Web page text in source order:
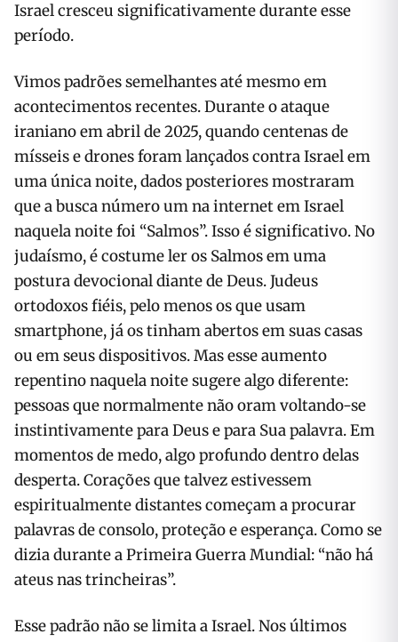
Israel cresceu significativamente durante esse
período.
Vimos padrões semelhantes até mesmo em
acontecimentos recentes. Durante o ataque
iraniano em abril de 2025, quando centenas de
mísseis e drones foram lançados contra Israel em
uma única noite, dados posteriores mostraram
que a busca número um na internet em Israel
naquela noite foi “Salmos”. Isso é significativo. No
judaísmo, é costume ler os Salmos em uma
postura devocional diante de Deus. Judeus
ortodoxos fiéis, pelo menos os que usam
smartphone, já os tinham abertos em suas casas
ou em seus dispositivos. Mas esse aumento
repentino naquela noite sugere algo diferente:
pessoas que normalmente não oram voltando-se
instintivamente para Deus e para Sua palavra. Em
momentos de medo, algo profundo dentro delas
desperta. Corações que talvez estivessem
espiritualmente distantes começam a procurar
palavras de consolo, proteção e esperança. Como se
dizia durante a Primeira Guerra Mundial: “não há
ateus nas trincheiras”.
Esse padrão não se limita a Israel. Nos últimos